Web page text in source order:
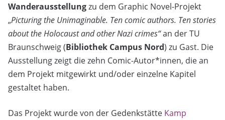
Wanderausstellungzu dem Graphic Novel-Projekt
„Picturing the Unimaginable. Ten comic authors. Ten stories
about the Holocaust and other Nazi crimes“an der TU
Braunschweig (Bibliothek Campus Nord) zu Gast. Die
Ausstellung zeigt die zehn Comic-Autor*innen, die an
dem Projekt mitgewirkt und/oder einzelne Kapitel
gestaltet haben.
Das Projekt wurde von der Gedenkstätte Kamp